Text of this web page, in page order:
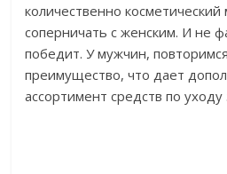
количественно
соперничать с женским. И не
победит. У мужчин,
преимущество, что дает
ассортимент средств по